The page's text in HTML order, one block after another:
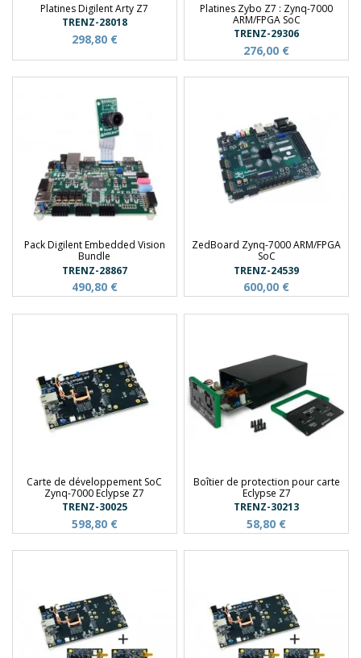
Platines Digilent Arty Z7
TRENZ-28018
298,80 €
Platines Zybo Z7 : Zynq-7000
ARM/FPGA SoC
TRENZ-29306
276,00 €
Pack Digilent Embedded Vision
Bundle
TRENZ-28867
490,80 €
ZedBoard Zynq-7000 ARM/FPGA
SoC
TRENZ-24539
600,00 €
Carte de développement SoC
Zynq-7000 Eclypse Z7
TRENZ-30025
598,80 €
Boîtier de protection pour carte
Eclypse Z7
TRENZ-30213
58,80 €